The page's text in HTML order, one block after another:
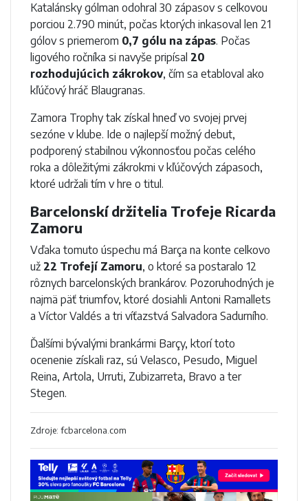
Katalánsky gólman odohral 30 zápasov s celkovou
porciou 2.790 minút, počas ktorých inkasoval len 21
gólov s priemerom 0,7 gólu na zápas. Počas
ligového ročníka si navyše pripísal 20
rozhodujúcich zákrokov, čím sa etabloval ako
kľúčový hráč Blaugranas.
Zamora Trophy tak získal hneď vo svojej prvej
sezóne v klube. Ide o najlepší možný debut,
podporený stabilnou výkonnosťou počas celého
roka a dôležitými zákrokmi v kľúčových zápasoch,
ktoré udržali tím v hre o titul.
Barcelonskí držitelia Trofeje Ricarda
Zamoru
Vďaka tomuto úspechu má Barça na konte celkovo
už 22 Trofejí Zamoru, o ktoré sa postaralo 12
rôznych barcelonských brankárov. Pozoruhodných je
najmä päť triumfov, ktoré dosiahli Antoni Ramallets
a Víctor Valdés a tri víťazstvá Salvadora Sadurního.
Ďalšími bývalými brankármi Barçy, ktorí toto
ocenenie získali raz, sú Velasco, Pesudo, Miguel
Reina, Artola, Urruti, Zubizarreta, Bravo a ter
Stegen.
Zdroje: fcbarcelona.com